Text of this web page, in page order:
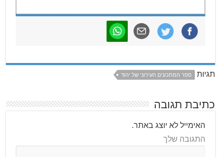
תגיות ספר המתכונים העירוני של יהוד
כתיבת תגובה
האימייל לא יוצג באתר.
התגובה שלך